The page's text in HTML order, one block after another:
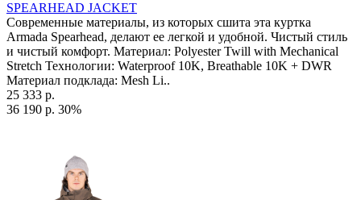
SPEARHEAD JACKET
Современные материалы, из которых сшита эта куртка
Armada Spearhead, делают ее легкой и удобной. Чистый стиль
и чистый комфорт. Материал: Polyester Twill with Mechanical
Stretch Технологии: Waterproof 10K, Breathable 10K + DWR
Материал подклада: Mesh Li..
25 333 р.
36 190 р. 30%